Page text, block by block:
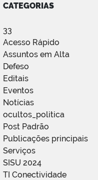
CATEGORIAS
33
Acesso Rápido
Assuntos em Alta
Defeso
Editais
Eventos
Notícias
ocultos_politica
Post Padrão
Publicações principais
Serviços
SISU 2024
TI Conectividade